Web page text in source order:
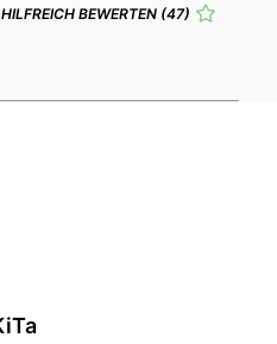
BEWERTEN (47)